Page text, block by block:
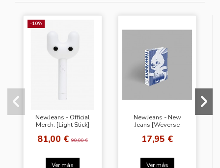
-10%
NewJeans - Official
Merch. [Light Stick]
81,00 €90,00 €
Ver más
NewJeans - New
Jeans [Weverse
17,95 €
Ver más